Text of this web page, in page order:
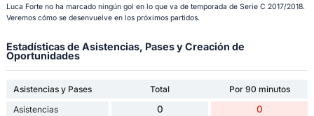
Luca Forte no ha marcado ningún gol en lo que va de temporada de Serie C 2017/2018.
Veremos cómo se desenvuelve en los próximos partidos.
Estadísticas de Asistencias, Pases y Creación de
Oportunidades
Asistencias y Pases Total
Por 90 minutos
Asistencias
0 0